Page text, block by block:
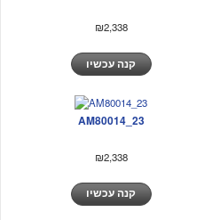
₪2,338
AM80014_23
₪2,338